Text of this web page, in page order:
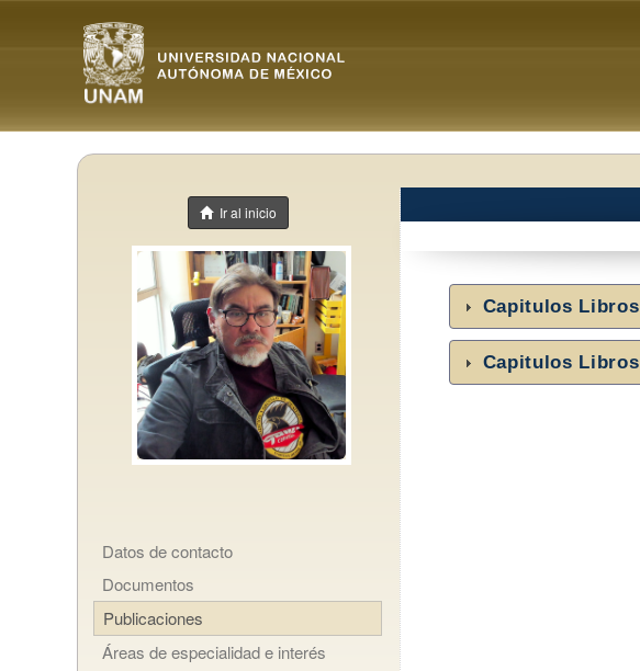
Ir al inicio
Datos de contacto
Documentos
Publicaciones
Áreas de especialidad e interés
Capitulos Libros
Capitulos Libros